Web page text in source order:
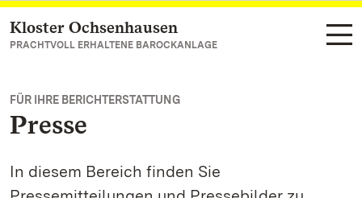
Zum Hauptinhalt springen
Kloster Ochsenhausen
PRACHTVOLL ERHALTENE BAROCKANLAGE
FÜR IHRE BERICHTERSTATTUNG
Presse
In diesem Bereich finden Sie